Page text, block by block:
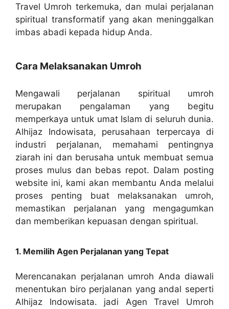
Travel Umroh terkemuka, dan mulai perjalanan
spiritual transformatif yang akan meninggalkan
imbas abadi kepada hidup Anda.
Cara Melaksanakan Umroh
Mengawali perjalanan spiritual umroh
merupakan pengalaman yang begitu
memperkaya untuk umat Islam di seluruh dunia.
Alhijaz Indowisata, perusahaan terpercaya di
industri perjalanan, memahami pentingnya
ziarah ini dan berusaha untuk membuat semua
proses mulus dan bebas repot. Dalam posting
website ini, kami akan membantu Anda melalui
proses penting buat melaksanakan umroh,
memastikan perjalanan yang mengagumkan
dan memberikan kepuasan dengan spiritual.
1. Memilih Agen Perjalanan yang Tepat
Merencanakan perjalanan umroh Anda diawali
menentukan biro perjalanan yang andal seperti
Alhijaz Indowisata. jadi Agen Travel Umroh